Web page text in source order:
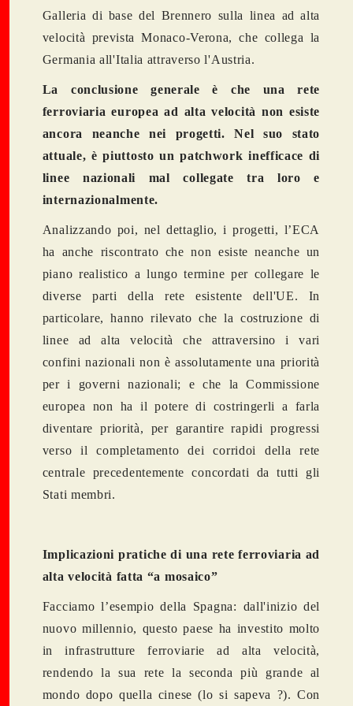
Galleria di base del Brennero sulla linea ad alta
velocità prevista Monaco-Verona, che collega la
Germania all'Italia attraverso l'Austria.
La conclusione generale è che una rete
ferroviaria europea ad alta velocità non esiste
ancora neanche nei progetti. Nel suo stato
attuale, è piuttosto un patchwork inefficace di
linee nazionali mal collegate tra loro e
internazionalmente.
Analizzando poi, nel dettaglio, i progetti, l’ECA
ha anche riscontrato che non esiste neanche un
piano realistico a lungo termine per collegare le
diverse parti della rete esistente dell'UE. In
particolare, hanno rilevato che la costruzione di
linee ad alta velocità che attraversino i vari
confini nazionali non è assolutamente una priorità
per i governi nazionali; e che la Commissione
europea non ha il potere di costringerli a farla
diventare priorità, per garantire rapidi progressi
verso il completamento dei corridoi della rete
centrale precedentemente concordati da tutti gli
Stati membri.
Implicazioni pratiche di una rete ferroviaria ad
alta velocità fatta “a mosaico”
Facciamo l’esempio della Spagna: dall'inizio del
nuovo millennio, questo paese ha investito molto
in infrastrutture ferroviarie ad alta velocità,
rendendo la sua rete la seconda più grande al
mondo dopo quella cinese (lo si sapeva ?). Con